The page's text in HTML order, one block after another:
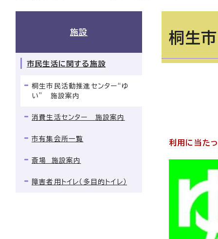
桐生
利用に当た
施設
市民生活に関する施設
桐生市民活動推進センター“ゆ
い” 施設案内
消費生活センター 施設案内
市有集会所一覧
斎場 施設案内
障害者用トイレ（多目的トイレ）